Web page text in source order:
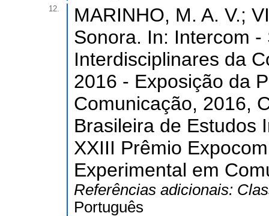
12.
MARINHO, M. A. V.;
Sonora. In: Intercom
Interdisciplinares da
2016 - Exposição da
Comunicação, 2016,
Brasileira de Estudos
XXIII Prêmio
Experimental em
Referências adicionais:
Português